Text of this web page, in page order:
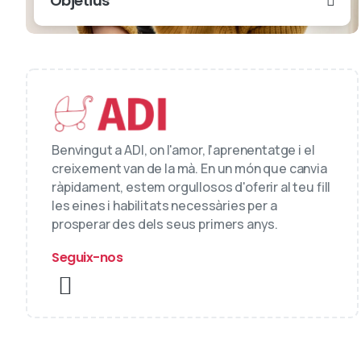
Benvingut a ADI, on l'amor, l'aprenentatge i el
creixement van de la mà. En un món que canvia
ràpidament, estem orgullosos d'oferir al teu fill
les eines i habilitats necessàries per a
prosperar des dels seus primers anys.
Seguix-nos